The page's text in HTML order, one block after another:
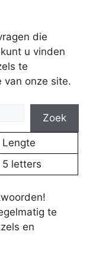
die
u vinden
te
van onze site.
Zoek
Lengte
5 letters
te
en